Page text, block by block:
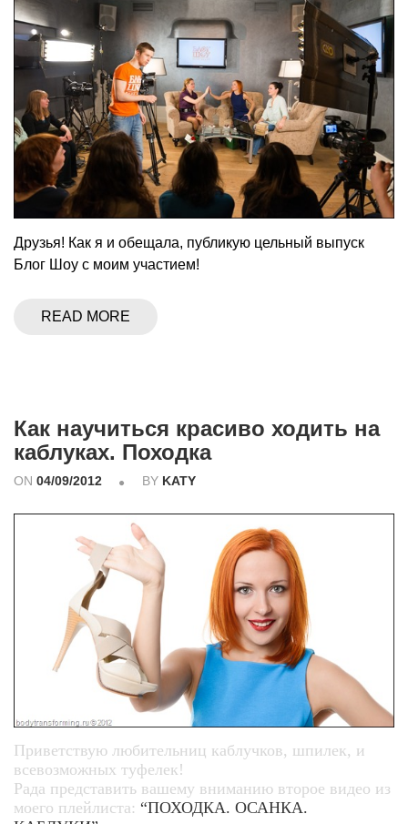
Друзья! Как я и обещала, публикую цельный выпуск
Блог Шоу с моим участием!
READ MORE
Как научиться красиво ходить на
каблуках. Походка
ON 04/09/2012 BY KATY
Приветствую любительниц каблучков, шпилек, и
всевозможных туфелек!
Рада представить вашему вниманию второе видео из
моего плейлиста: “ПОХОДКА. ОСАНКА.